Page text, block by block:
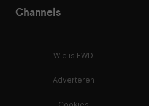
Channels
Wie is FWD
Adverteren